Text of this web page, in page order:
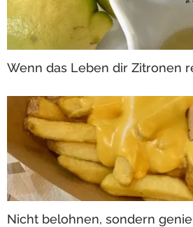
Wenn das Leben dir Zitronen
Nicht belohnen, sondern